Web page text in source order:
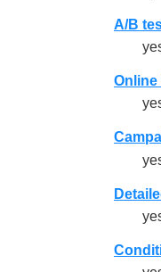
A/B
Online